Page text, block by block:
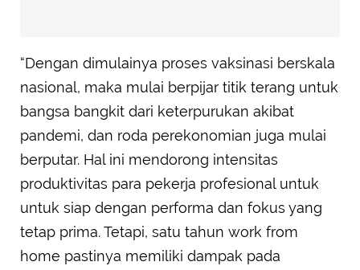
“Dengan dimulainya proses vaksinasi berskala
nasional, maka mulai berpijar titik terang untuk
bangsa bangkit dari keterpurukan akibat
pandemi, dan roda perekonomian juga mulai
berputar. Hal ini mendorong intensitas
produktivitas para pekerja profesional untuk
untuk siap dengan performa dan fokus yang
tetap prima. Tetapi, satu tahun work from
home pastinya memiliki dampak pada